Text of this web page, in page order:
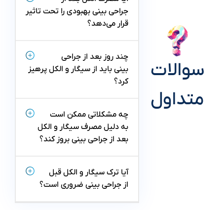
سوالات
متداول
جراحی بینی بهبودی را تحت تاثیر
قرار می‌دهد؟
چند روز بعد از جراحی
بینی باید از سیگار و الکل پرهیز
کرد؟
چه مشکلاتی ممکن است
به دلیل مصرف سیگار و الکل
بعد از جراحی بینی بروز کند؟
آیا ترک سیگار و الکل قبل
از جراحی بینی ضروری است؟